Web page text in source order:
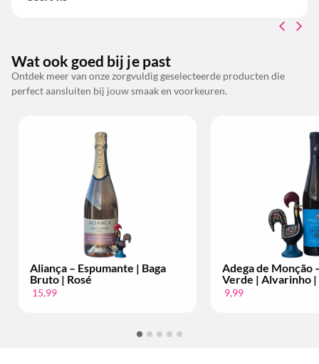
Wat ook goed bij je past
Ontdek meer van onze zorgvuldig geselecteerde producten die
perfect aansluiten bij jouw smaak en voorkeuren.
– Espumante | Baga
Rosé
Adega de Monção – Vinho
Verde | Alvarinho | Per Fles